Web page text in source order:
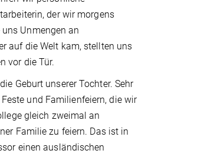
der wir morgens
Unmengen an
auf die Welt kam, stellten uns
vor die Tür.
Geburt unserer Tochter. Sehr
und Familienfeiern, die wir
gleich zweimal an
Familie zu feiern. Das ist in
einen ausländischen